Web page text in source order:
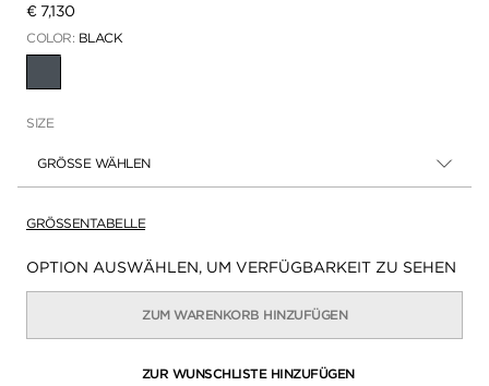
€ 7,130
COLOR: BLACK
SIZE
GRÖSSE WÄHLEN
GRÖSSENTABELLE
Verfügbarkeit:
OPTION AUSWÄHLEN, UM VERFÜGBARKEIT ZU SEHEN
ZUM WARENKORB HINZUFÜGEN
ZUR WUNSCHLISTE HINZUFÜGEN